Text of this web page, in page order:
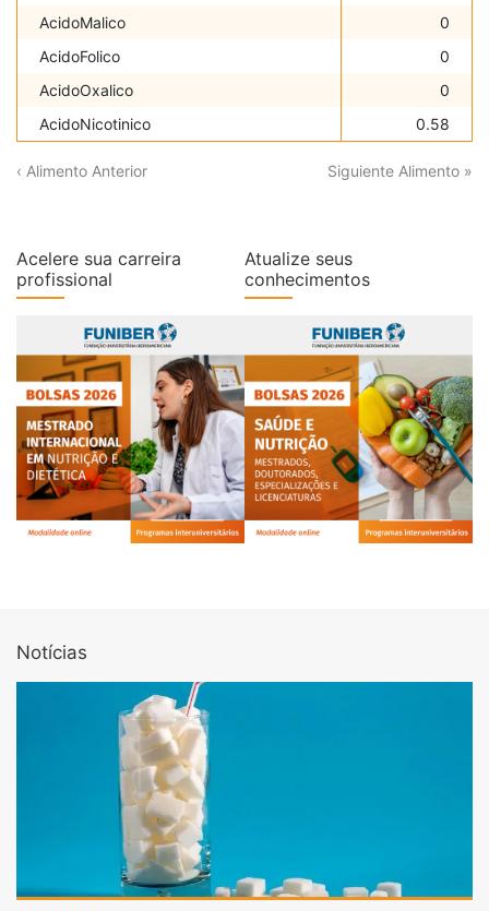
AcidoMalico
0
AcidoFolico
0
AcidoOxalico
0
AcidoNicotinico
0.58
‹ Alimento Anterior Siguiente Alimento »
Acelere sua carreira
profissional
Atualize seus
conhecimentos
Notícias